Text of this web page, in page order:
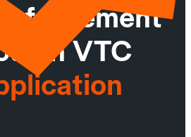
facilement
un VTC